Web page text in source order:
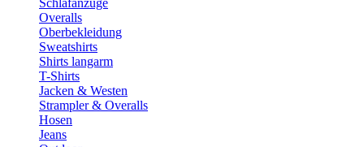
Schlafanzüge
Overalls
Oberbekleidung
Sweatshirts
Shirts langarm
T-Shirts
Jacken & Westen
Strampler & Overalls
Hosen
Jeans